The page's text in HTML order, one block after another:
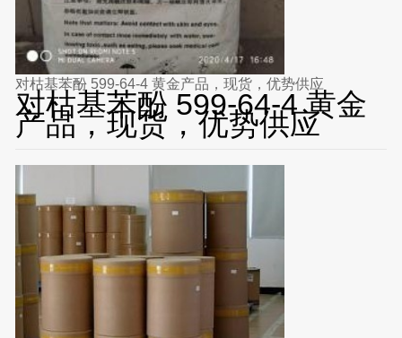
对枯基苯酚 599-64-4 黄金产品，现货，优势供应
对枯基苯酚 599-64-4 黄金
产品，现货，优势供应